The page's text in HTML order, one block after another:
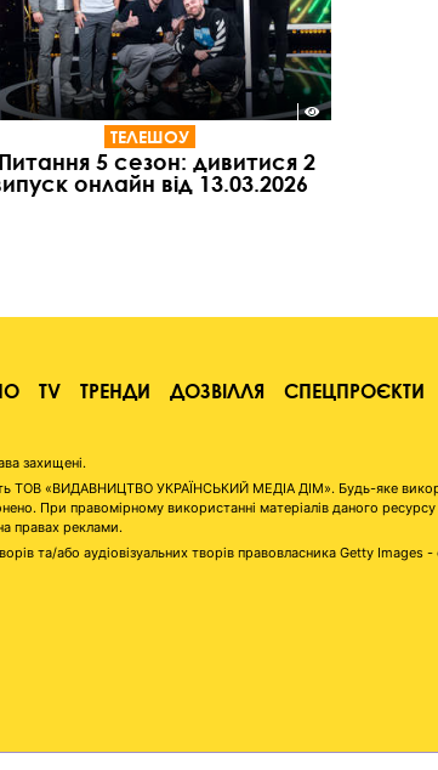
ТЕЛЕШОУ
5 сезон: дивитися 2
онлайн від 13.03.2026
TV ТРЕНДИ ДОЗВІЛЛЯ СПЕЦПРОЄКТИ
захищені.
ТОВ «ВИДАВНИЦТВО УКРАЇНСЬКИЙ МЕДІА ДІМ». Будь-яке
При правомірному використанні матеріалів даного ресурсу
правах реклами.
та/або аудіовізуальних творів правовласника Getty Images